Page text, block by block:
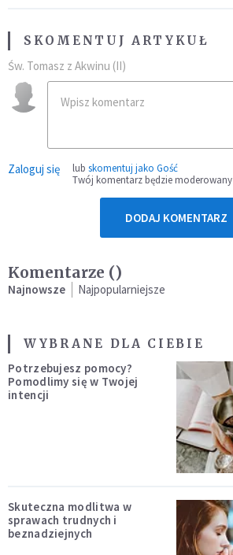
SKOMENTUJ ARTYKUŁ
Św. Tomasz z Akwinu (II)
Zaloguj się lub skomentuj jako Gość
Twój komentarz będzie moderowany
DODAJ KOMENTARZ
Komentarze ()
Najnowsze Najpopularniejsze
WYBRANE DLA CIEBIE
Potrzebujesz pomocy?
Pomodlimy się w Twojej
intencji
Skuteczna modlitwa w
sprawach trudnych i
beznadziejnych